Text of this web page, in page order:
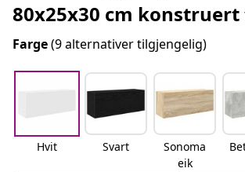
80x25x30 cm
Farge(9 alternativer tilgjengelig)
Hvit Svart
Sonoma
eik